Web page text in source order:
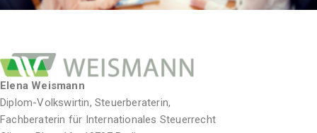
Elena Weismann
Diplom-Volkswirtin, Steuerberaterin,
Fachberaterin für Internationales Steuerrecht